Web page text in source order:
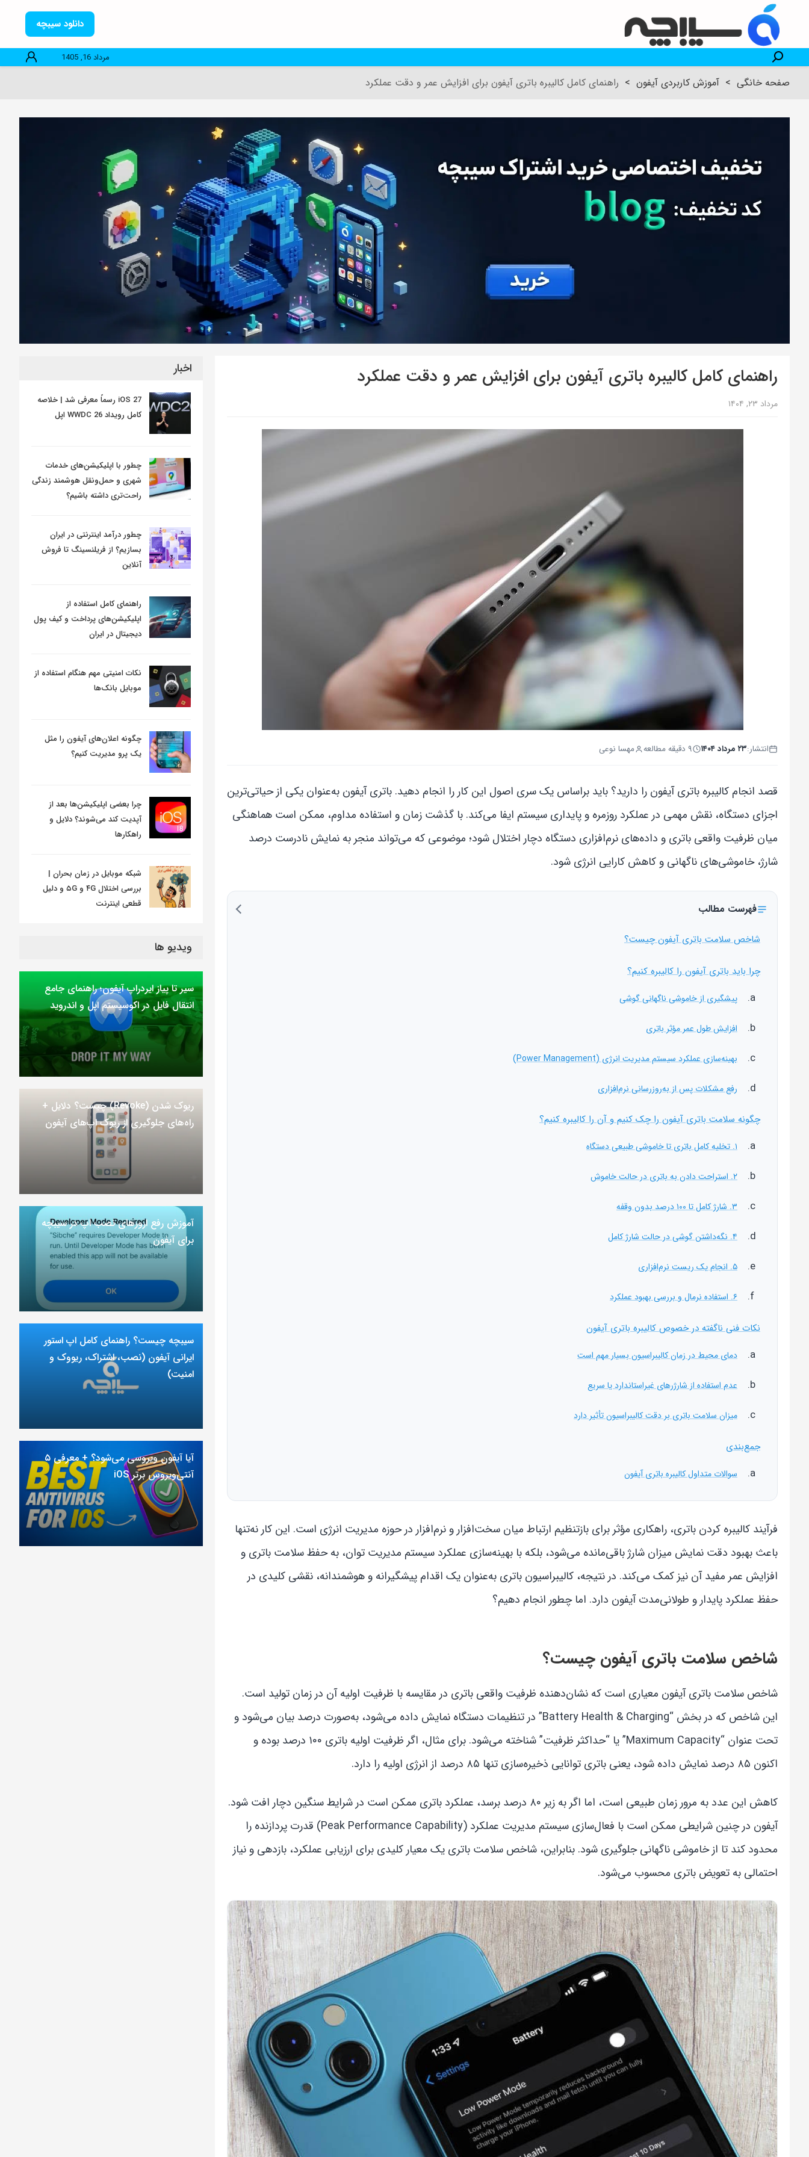
دانلود سیبچه
مرداد 16, 1405
صفحه خانگی > آموزش کاربردی آیفون > راهنمای کامل کالیبره باتری آیفون برای افزایش عمر و دقت عملکرد
راهنمای کامل کالیبره باتری آیفون برای افزایش عمر و دقت عملکرد
مرداد ۲۳, ۱۴۰۴
انتشار:۲۳ مرداد ۱۴۰۴ ۹ دقیقه مطالعه مهسا نوعی
قصد انجام کالیبره باتری آیفون را دارید؟ باید براساس یک سری اصول این کار را انجام دهید. باتری آیفون به‌عنوان یکی از حیاتی‌ترین
اجزای دستگاه، نقش مهمی در عملکرد روزمره و پایداری سیستم ایفا می‌کند. با گذشت زمان و استفاده مداوم، ممکن است هماهنگی
میان ظرفیت واقعی باتری و داده‌های نرم‌افزاری دستگاه دچار اختلال شود؛ موضوعی که می‌تواند منجر به نمایش نادرست درصد
شارژ، خاموشی‌های ناگهانی و کاهش کارایی انرژی شود.
فهرست مطالب
شاخص سلامت باتری آیفون چیست؟
چرا باید باتری آیفون را کالیبره کنیم؟
پیشگیری از خاموشی ناگهانی گوشی
افزایش طول عمر مؤثر باتری
بهینه‌سازی عملکرد سیستم مدیریت انرژی (Power Management)
رفع مشکلات پس از به‌روزرسانی نرم‌افزاری
چگونه سلامت باتری آیفون را چک کنیم و آن را کالیبره کنیم؟
۱. تخلیه کامل باتری تا خاموشی طبیعی دستگاه
۲. استراحت دادن به باتری در حالت خاموش
۳. شارژ کامل تا ۱۰۰ درصد بدون وقفه
۴. نگه‌داشتن گوشی در حالت شارژ کامل
۵. انجام یک ریست نرم‌افزاری
۶. استفاده نرمال و بررسی بهبود عملکرد
نکات فنی ناگفته در خصوص کالیبره باتری آیفون
دمای محیط در زمان کالیبراسیون بسیار مهم است
عدم استفاده از شارژرهای غیراستاندارد یا سریع
میزان سلامت باتری بر دقت کالیبراسیون تأثیر دارد
جمع‌بندی
سوالات متداول کالیبره باتری آیفون
فرآیند کالیبره کردن باتری، راهکاری مؤثر برای بازتنظیم ارتباط میان سخت‌افزار و نرم‌افزار در حوزه مدیریت انرژی است. این کار نه‌تنها
باعث بهبود دقت نمایش میزان شارژ باقی‌مانده می‌شود، بلکه با بهینه‌سازی عملکرد سیستم مدیریت توان، به حفظ سلامت باتری و
افزایش عمر مفید آن نیز کمک می‌کند. در نتیجه، کالیبراسیون باتری به‌عنوان یک اقدام پیشگیرانه و هوشمندانه، نقشی کلیدی در
حفظ عملکرد پایدار و طولانی‌مدت آیفون دارد. اما چطور انجام دهیم؟
شاخص سلامت باتری آیفون چیست؟
شاخص سلامت باتری آیفون معیاری است که نشان‌دهنده ظرفیت واقعی باتری در مقایسه با ظرفیت اولیه آن در زمان تولید است.
این شاخص که در بخش “Battery Health & Charging” در تنظیمات دستگاه نمایش داده می‌شود، به‌صورت درصد بیان می‌شود و
تحت عنوان “Maximum Capacity” یا “حداکثر ظرفیت” شناخته می‌شود. برای مثال، اگر ظرفیت اولیه باتری ۱۰۰ درصد بوده و
اکنون ۸۵ درصد نمایش داده شود، یعنی باتری توانایی ذخیره‌سازی تنها ۸۵ درصد از انرژی اولیه را دارد.
کاهش این عدد به مرور زمان طبیعی است، اما اگر به زیر ۸۰ درصد برسد، عملکرد باتری ممکن است در شرایط سنگین دچار افت شود.
آیفون در چنین شرایطی ممکن است با فعال‌سازی سیستم مدیریت عملکرد (Peak Performance Capability) قدرت پردازنده را
محدود کند تا از خاموشی ناگهانی جلوگیری شود. بنابراین، شاخص سلامت باتری یک معیار کلیدی برای ارزیابی عملکرد، بازدهی و نیاز
احتمالی به تعویض باتری محسوب می‌شود.
اخبار
iOS 27 رسماً معرفی شد | خلاصه
کامل رویداد WWDC 26 اپل
چطور با اپلیکیشن‌های خدمات
شهری و حمل‌ونقل هوشمند زندگی
راحت‌تری داشته باشیم؟
چطور درآمد اینترنتی در ایران
بسازیم؟ از فریلنسینگ تا فروش
آنلاین
راهنمای کامل استفاده از
اپلیکیشن‌های پرداخت و کیف پول
دیجیتال در ایران
نکات امنیتی مهم هنگام استفاده از
موبایل بانک‌ها
چگونه اعلان‌های آیفون را مثل
یک پرو مدیریت کنیم؟
چرا بعضی اپلیکیشن‌ها بعد از
آپدیت کند می‌شوند؟ دلایل و
راهکارها
شبکه موبایل در زمان بحران |
بررسی اختلال ۴G و ۵G و دلیل
قطعی اینترنت
ویدیو ها
سیر تا پیاز ایردراپ آیفون؛ راهنمای جامع
انتقال فایل در اکوسیستم اپل و اندروید
ریوک شدن (Revoke) چیست؟ دلایل +
راه‌های جلوگیری از ریوک اپ‌های آیفون
آموزش رفع ارور‌های نصب اپ در سیبچه
برای آیفون
سیبچه چیست؟ راهنمای کامل اپ استور
ایرانی آیفون (نصب، اشتراک، ریووک و
امنیت)
آیا آیفون ویروسی می‌شود؟ + معرفی ۵
آنتی‌ویروس برتر iOS